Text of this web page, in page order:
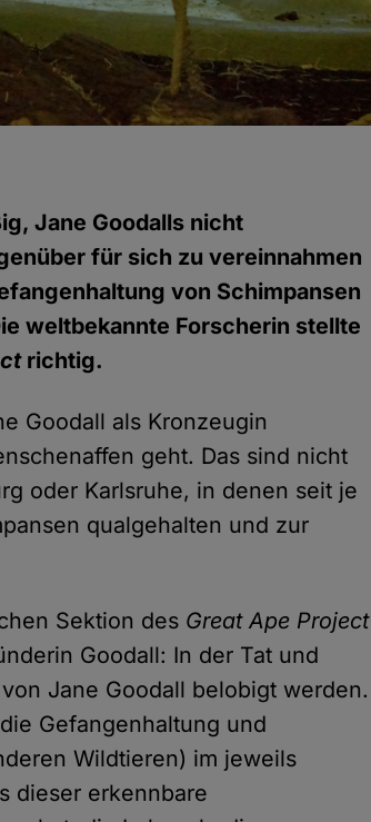
Jane Goodalls nicht
für sich zu vereinnahmen
von Schimpansen
weltbekannte Forscherin stellte
richtig.
Goodall als Kronzeugin
geht. Das sind nicht
oder Karlsruhe, in denen seit je
qualgehalten und zur
Sektion des Great Ape Project
Goodall: In der Tat und
Jane Goodall belobigt werden.
Gefangenhaltung und
Wildtieren) im jeweils
dieser erkennbare